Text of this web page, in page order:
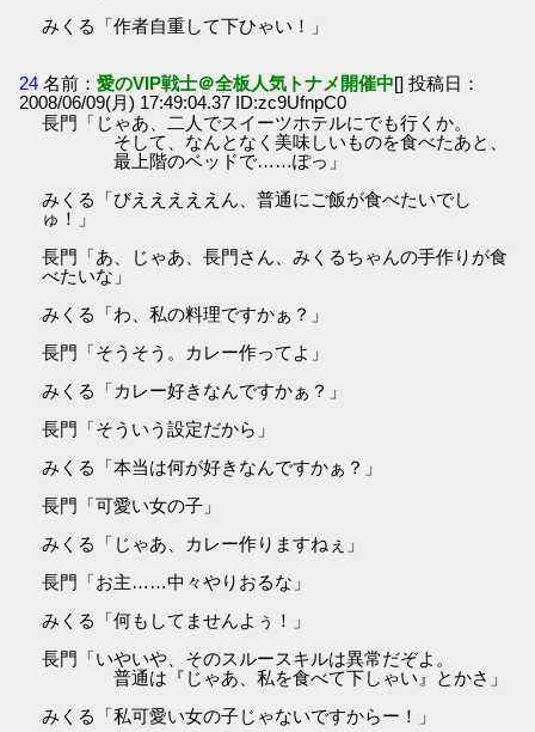
みくる「作者自重して下ひゃい！」
24 名前：愛のVIP戦士＠全板人気トナメ開催中[] 投稿日：
2008/06/09(月) 17:49:04.37 ID:zc9UfnpC0
長門「じゃあ、二人でスイーツホテルにでも行くか。
そして、なんとなく美味しいものを食べたあと、
最上階のベッドで……ぽっ」
みくる「びえええええん、普通にご飯が食べたいでし
ゅ！」
長門「あ、じゃあ、長門さん、みくるちゃんの手作りが食
べたいな」
みくる「わ、私の料理ですかぁ？」
長門「そうそう。カレー作ってよ」
みくる「カレー好きなんですかぁ？」
長門「そういう設定だから」
みくる「本当は何が好きなんですかぁ？」
長門「可愛い女の子」
みくる「じゃあ、カレー作りますねぇ」
長門「お主……中々やりおるな」
みくる「何もしてませんよぅ！」
長門「いやいや、そのスルースキルは異常だぞよ。
普通は『じゃあ、私を食べて下しゃい』とかさ」
みくる「私可愛い女の子じゃないですからー！」